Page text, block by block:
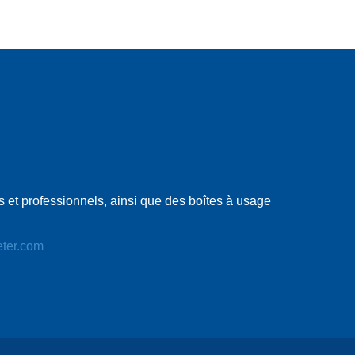
professionnels, ainsi que des boîtes à usage